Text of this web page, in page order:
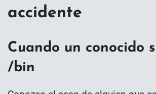
accidente
Cuando un conocido
/bin